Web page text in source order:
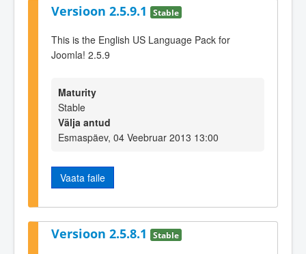
Versioon 2.5.9.1 Stable
This is the English US Language Pack for
Joomla! 2.5.9
Maturity
Stable
Välja antud
Esmaspäev, 04 Veebruar 2013 13:00
Vaata faile
Versioon 2.5.8.1 Stable